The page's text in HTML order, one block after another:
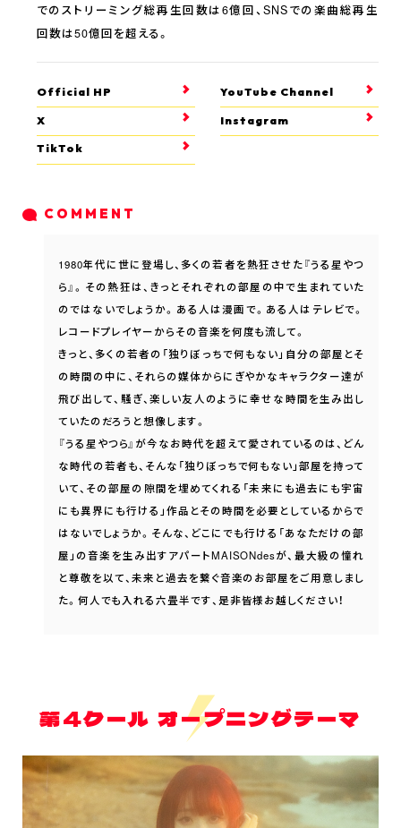
でのストリーミング総再生回数は6億回、SNSでの楽曲総再生
回数は50億回を超える。
Official HP
YouTube Channel
X
Instagram
TikTok
COMMENT
1980年代に世に登場し、多くの若者を熱狂させた『うる星やつ
ら』。その熱狂は、きっとそれぞれの部屋の中で生まれていた
のではないでしょうか。ある人は漫画で。ある人はテレビで。
レコードプレイヤーからその音楽を何度も流して。
きっと、多くの若者の「独りぼっちで何もない」自分の部屋とそ
の時間の中に、それらの媒体からにぎやかなキャラクター達が
飛び出して、騒ぎ、楽しい友人のように幸せな時間を生み出し
ていたのだろうと想像します。
『うる星やつら』が今なお時代を超えて愛されているのは、どん
な時代の若者も、そんな「独りぼっちで何もない」部屋を持って
いて、その部屋の隙間を埋めてくれる「未来にも過去にも宇宙
にも異界にも行ける」作品とその時間を必要としているからで
はないでしょうか。そんな、どこにでも行ける「あなただけの部
屋」の音楽を生み出すアパートMAISONdesが、最大級の憧れ
と尊敬を以て、未来と過去を繋ぐ音楽のお部屋をご用意しまし
た。何人でも入れる六畳半です、是非皆様お越しください！
第4クール オープニングテーマ